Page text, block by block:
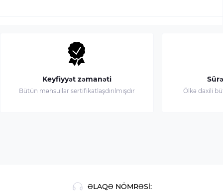
Keyfiyyət zəmanəti
Bütün məhsullar sertifikatlaşdırılmışdır Ölkə daxili
ƏLAQƏ NÖMRƏSI: